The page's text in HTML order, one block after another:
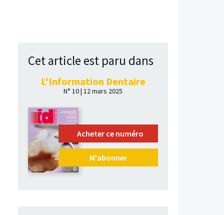
Cet article est paru dans
L'Information Dentaire
N° 10 | 12 mars 2025
Acheter ce numéro
M'abonner